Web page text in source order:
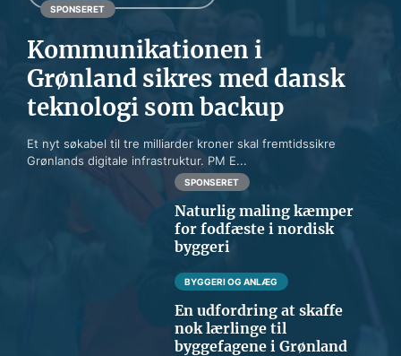
SPONSERET
Kommunikationen i
Grønland sikres med dansk
teknologi som backup
Et nyt søkabel til tre milliarder kroner skal fremtidssikre
Grønlands digitale infrastruktur. PM E...
SPONSERET
Naturlig maling kæmper
for fodfæste i nordisk
byggeri
BYGGERI OG ANLÆG
En udfordring at skaffe
nok lærlinge til
byggefagene i Grønland